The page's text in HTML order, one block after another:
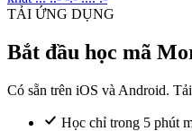
TẢI ỨNG DỤNG
Bắt đầu học mã
Có sẵn trên iOS và Android.
Học chỉ trong 5 phút